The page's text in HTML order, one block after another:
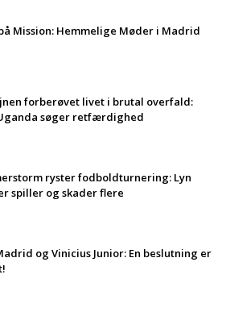
Mission: Hemmelige Møder i Madrid
forberøvet livet i brutal overfald:
søger retfærdighed
ryster fodboldturnering: Lyn
spiller og skader flere
og Vinicius Junior: En beslutning er